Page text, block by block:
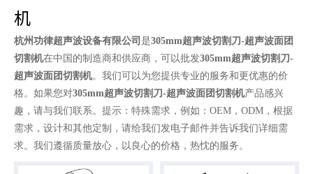
机
杭州功律超声波设备有限公司 是305mm超声波切割刀-超声波面团
切割机在中国的制造商和供应商，可以批发305mm超声波切割刀-
超声波面团切割机。我们可以为您提供专业的服务和更优惠的价
格。如果您对305mm超声波切割刀-超声波面团切割机产品感兴
趣，请与我们联系。提示：特殊需求，例如：OEM，ODM，根据
需求，设计和其他定制，请给我们发电子邮件并告诉我们详细需
求。我们遵循质量放心，以良心的价格，热忱的服务。